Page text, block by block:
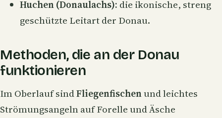
Huchen (Donaulachs): die ikonische, streng
geschützte Leitart der Donau.
Methoden, die an der Donau
funktionieren
Im Oberlauf sindFliegenfischenund leichtes
Strömungsangeln auf Forelle und Äsche